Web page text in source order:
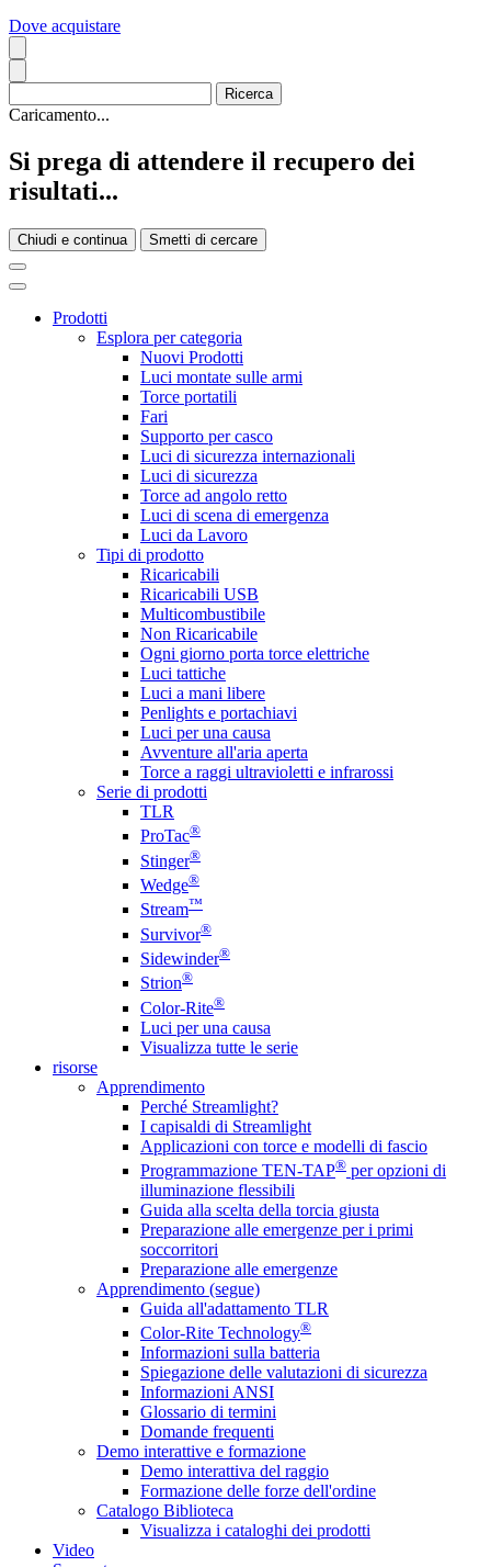
Dove acquistare
Caricamento...
Si prega di attendere il recupero dei
risultati...
Chiudi e continua Smetti di cercare
Prodotti
Esplora per categoria
Nuovi Prodotti
Luci montate sulle armi
Torce portatili
Fari
Supporto per casco
Luci di sicurezza internazionali
Luci di sicurezza
Torce ad angolo retto
Luci di scena di emergenza
Luci da Lavoro
Tipi di prodotto
Ricaricabili
Ricaricabili USB
Multicombustibile
Non Ricaricabile
Ogni giorno porta torce elettriche
Luci tattiche
Luci a mani libere
Penlights e portachiavi
Luci per una causa
Avventure all'aria aperta
Torce a raggi ultravioletti e infrarossi
Serie di prodotti
TLR
ProTac®
Stinger®
Wedge®
Stream™
Survivor®
Sidewinder®
Strion®
Color-Rite®
Luci per una causa
Visualizza tutte le serie
risorse
Apprendimento
Perché Streamlight?
I capisaldi di Streamlight
Applicazioni con torce e modelli di fascio
Programmazione TEN-TAP® per opzioni di
illuminazione flessibili
Guida alla scelta della torcia giusta
Preparazione alle emergenze per i primi
soccorritori
Preparazione alle emergenze
Apprendimento (segue)
Guida all'adattamento TLR
Color-Rite Technology®
Informazioni sulla batteria
Spiegazione delle valutazioni di sicurezza
Informazioni ANSI
Glossario di termini
Domande frequenti
Demo interattive e formazione
Demo interattiva del raggio
Formazione delle forze dell'ordine
Catalogo Biblioteca
Visualizza i cataloghi dei prodotti
Video